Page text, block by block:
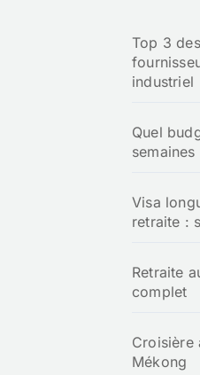
Top 3
industriel
Quel
semaines
Visa
retraite :
Retraite
complet
Croisière
Mékong